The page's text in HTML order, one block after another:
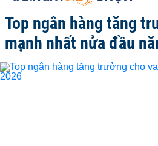
Top ngân hàng tăng
mạnh nhất nửa đầu